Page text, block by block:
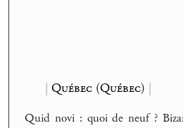
| Québec (Québec) |
Quid novi : quoi de neuf ?